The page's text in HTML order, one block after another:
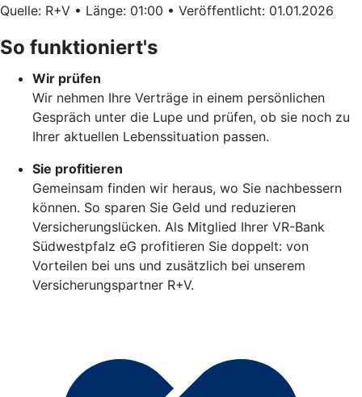
Quelle: R+V • Länge: 01:00 • Veröffentlicht: 01.01.2026
So funktioniert's
Wir prüfen
Wir nehmen Ihre Verträge in einem persönlichen
Gespräch unter die Lupe und prüfen, ob sie noch zu
Ihrer aktuellen Lebenssituation passen.
Sie profitieren
Gemeinsam finden wir heraus, wo Sie nachbessern
können. So sparen Sie Geld und reduzieren
Versicherungslücken. Als Mitglied Ihrer VR-Bank
Südwestpfalz eG profitieren Sie doppelt: von
Vorteilen bei uns und zusätzlich bei unserem
Versicherungspartner R+V.